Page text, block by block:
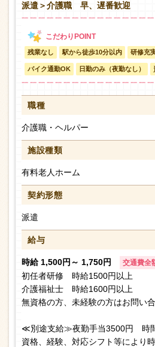
お問い合わ
派遣＞介護職 早、遅番歓迎
残業なし 駅から徒歩10分以内 研修充
バイク通勤OK 日勤のみ（夜勤なし）
職種
介護職・ヘルパー
施設種類
有料老人ホーム
契約形態
派遣
給与
時給 1,500円～ 1,750円 交通費全
初任者研修 時給1500円以上
介護福祉士 時給1600円以上
無資格の方、未経験の方はお問い
≪別途支給≫夜勤手当3500円 時
資格、経験、対応シフト等により